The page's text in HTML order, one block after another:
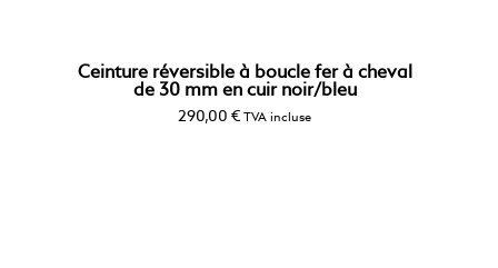
Ceinture réversible à boucle fer à cheval
de 30 mm en cuir noir/bleu
290,00 € TVA incluse